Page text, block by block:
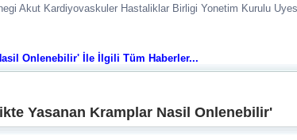
Akut Kardiyovaskuler Hastaliklar Birligi Yonetim Kurulu
Onlenebilir' İle İlgili Tüm Haberler...
Yasanan Kramplar Nasil Onlenebilir'